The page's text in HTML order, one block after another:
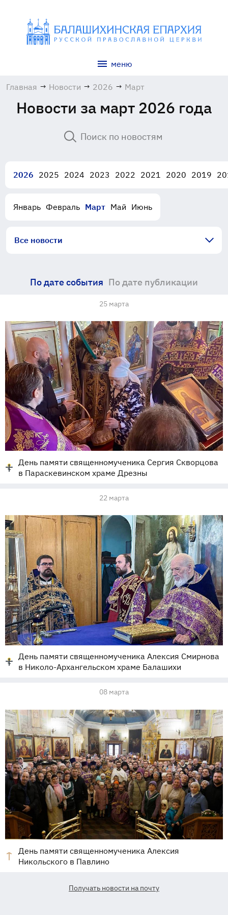
меню
Главная → Новости → 2026 → Март
Новости за март 2026 года
2026 2025 2024 2023 2022 2021 2020 2019
Январь Февраль Март Май Июнь
Все новости
По дате события По дате публикации
25 марта
День памяти священномученика Сергия Скворцова
в Параскевинском храме Дрезны
22 марта
День памяти священномученика Алексия Смирнова
в Николо-Архангельском храме Балашихи
08 марта
День памяти священномученика Алексия
Никольского в Павлино
Получать новости на почту